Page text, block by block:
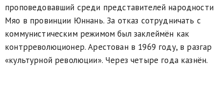
проповедовавший среди представителей народности
Мяо в провинции Юннань. За отказ сотрудничать с
коммунистическим режимом был заклеймён как
контрреволюционер. Арестован в 1969 году, в разгар
«культурной революции». Через четыре года казнён.